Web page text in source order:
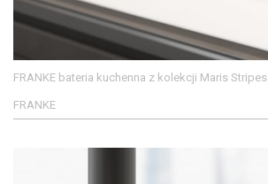
FRANKE bateria kuchenna z kolekcji Maris Stripes
FRANKE